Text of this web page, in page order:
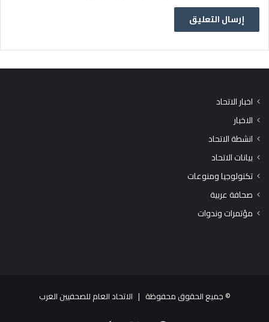
اخبار الاتحاد
الاخبار
انشطة الاتحاد
بيانات الاتحاد
تكنولوجيا ومنوعات
صحافة عربية
مؤتمرات وندوات
© جميع الحقوق محفوظة | الاتحاد العام للصحفيين العرب